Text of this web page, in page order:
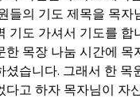
들의 기도 제목을 목자
기도 가셔서 기도를 합
한 목장 나눔 시간에 목
셨습니다. 그래서 한 목
다고 하자 목자님이 자